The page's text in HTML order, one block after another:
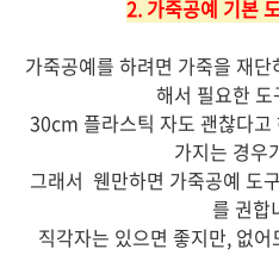
2. 가죽공예 기본
가죽공예를 하려면 가죽을 재
해서 필요한
30cm 플라스틱 자도 괜찮다고
가지는 경우
그래서 웬만하면 가죽공예 도
를 권합
직각자는 있으면 좋지만, 없